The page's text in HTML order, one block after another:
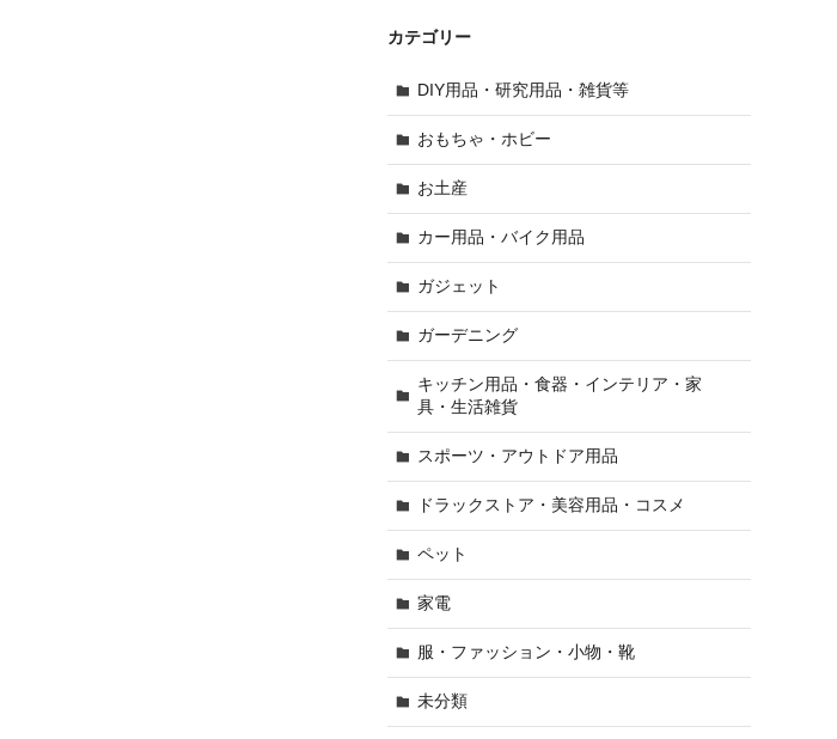
カテゴリー
DIY用品・研究用品・雑貨等
おもちゃ・ホビー
お土産
カー用品・バイク用品
ガジェット
ガーデニング
キッチン用品・食器・インテリア・家
具・生活雑貨
スポーツ・アウトドア用品
ドラックストア・美容用品・コスメ
ペット
家電
服・ファッション・小物・靴
未分類